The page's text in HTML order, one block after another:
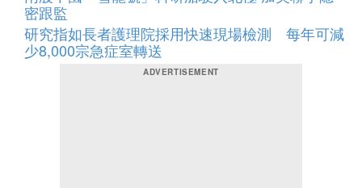
密跟監
研究指如長者護理院採用快速現場檢測 每年可減
少8,000宗急症室轉送